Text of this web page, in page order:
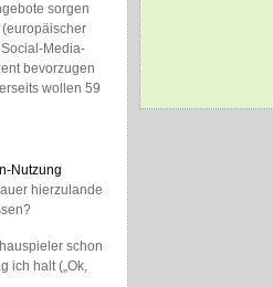
sorgen
Media-
bevorzugen
wollen 59
Nutzung
hierzulande
schon
ich halt („Ok,